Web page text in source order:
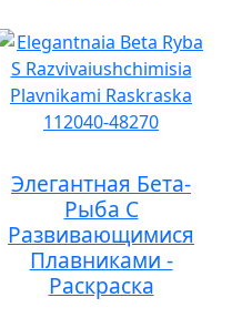
Элегантная Бета-
Рыба С
Развивающимися
Плавниками -
Раскраска